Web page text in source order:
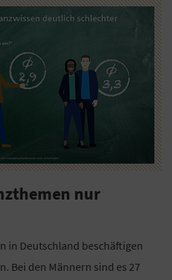
nur
in Deutschland beschäftigen
Bei den Männern sind es 27